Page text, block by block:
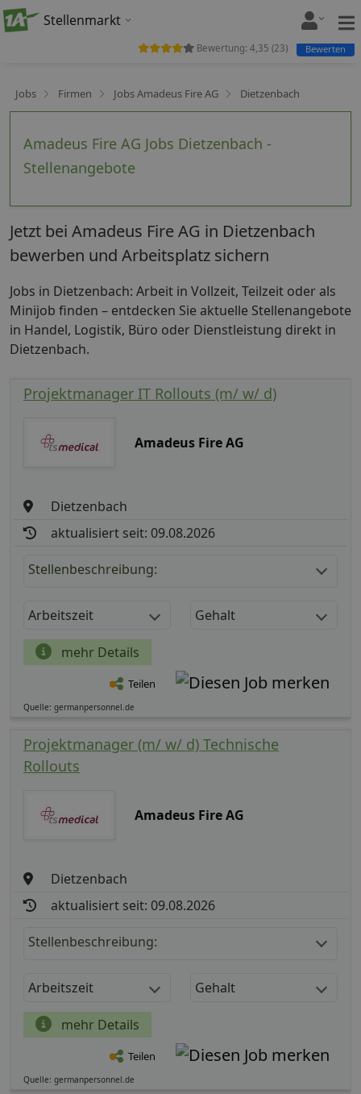
Stellenmarkt
Jobs Firmen Jobs Amadeus Fire AG Dietzenbach
Amadeus Fire AG Jobs Dietzenbach -
Stellenangebote
Bewertung: 4,35 (23) Bewerten
Jetzt bei Amadeus Fire AG in Dietzenbach
bewerben und Arbeitsplatz sichern
Jobs in Dietzenbach: Arbeit in Vollzeit, Teilzeit oder als
Minijob finden – entdecken Sie aktuelle Stellenangebote
in Handel, Logistik, Büro oder Dienstleistung direkt in
Dietzenbach.
Projektmanager IT Rollouts (m/ w/ d)
Amadeus Fire AG
Dietzenbach
aktualisiert seit: 09.08.2026
Stellenbeschreibung:
Arbeitszeit Gehalt
mehr Details
Teilen
Quelle: germanpersonnel.de
Projektmanager (m/ w/ d) Technische
Rollouts
Amadeus Fire AG
Dietzenbach
aktualisiert seit: 09.08.2026
Stellenbeschreibung:
Arbeitszeit Gehalt
mehr Details
Teilen
Quelle: germanpersonnel.de